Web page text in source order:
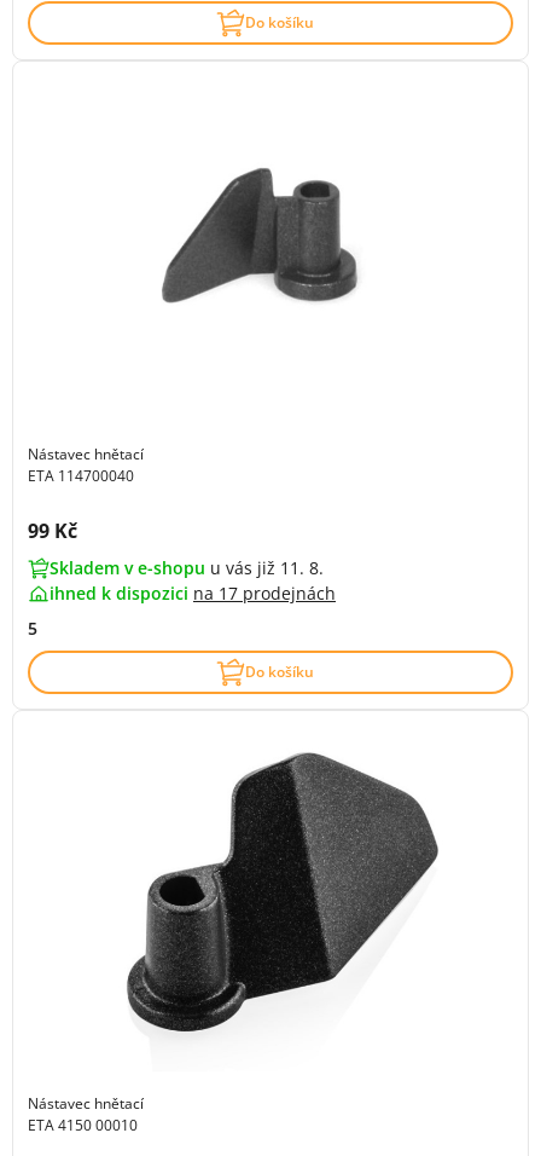
Do košíku
Nástavec hnětací
ETA 114700040
Cena s DPH:
99 Kč
Skladem v e-shopu u vás již 11. 8.
ihned k dispozici na 17 prodejnách
5
Do košíku
Nástavec hnětací
ETA 4150 00010